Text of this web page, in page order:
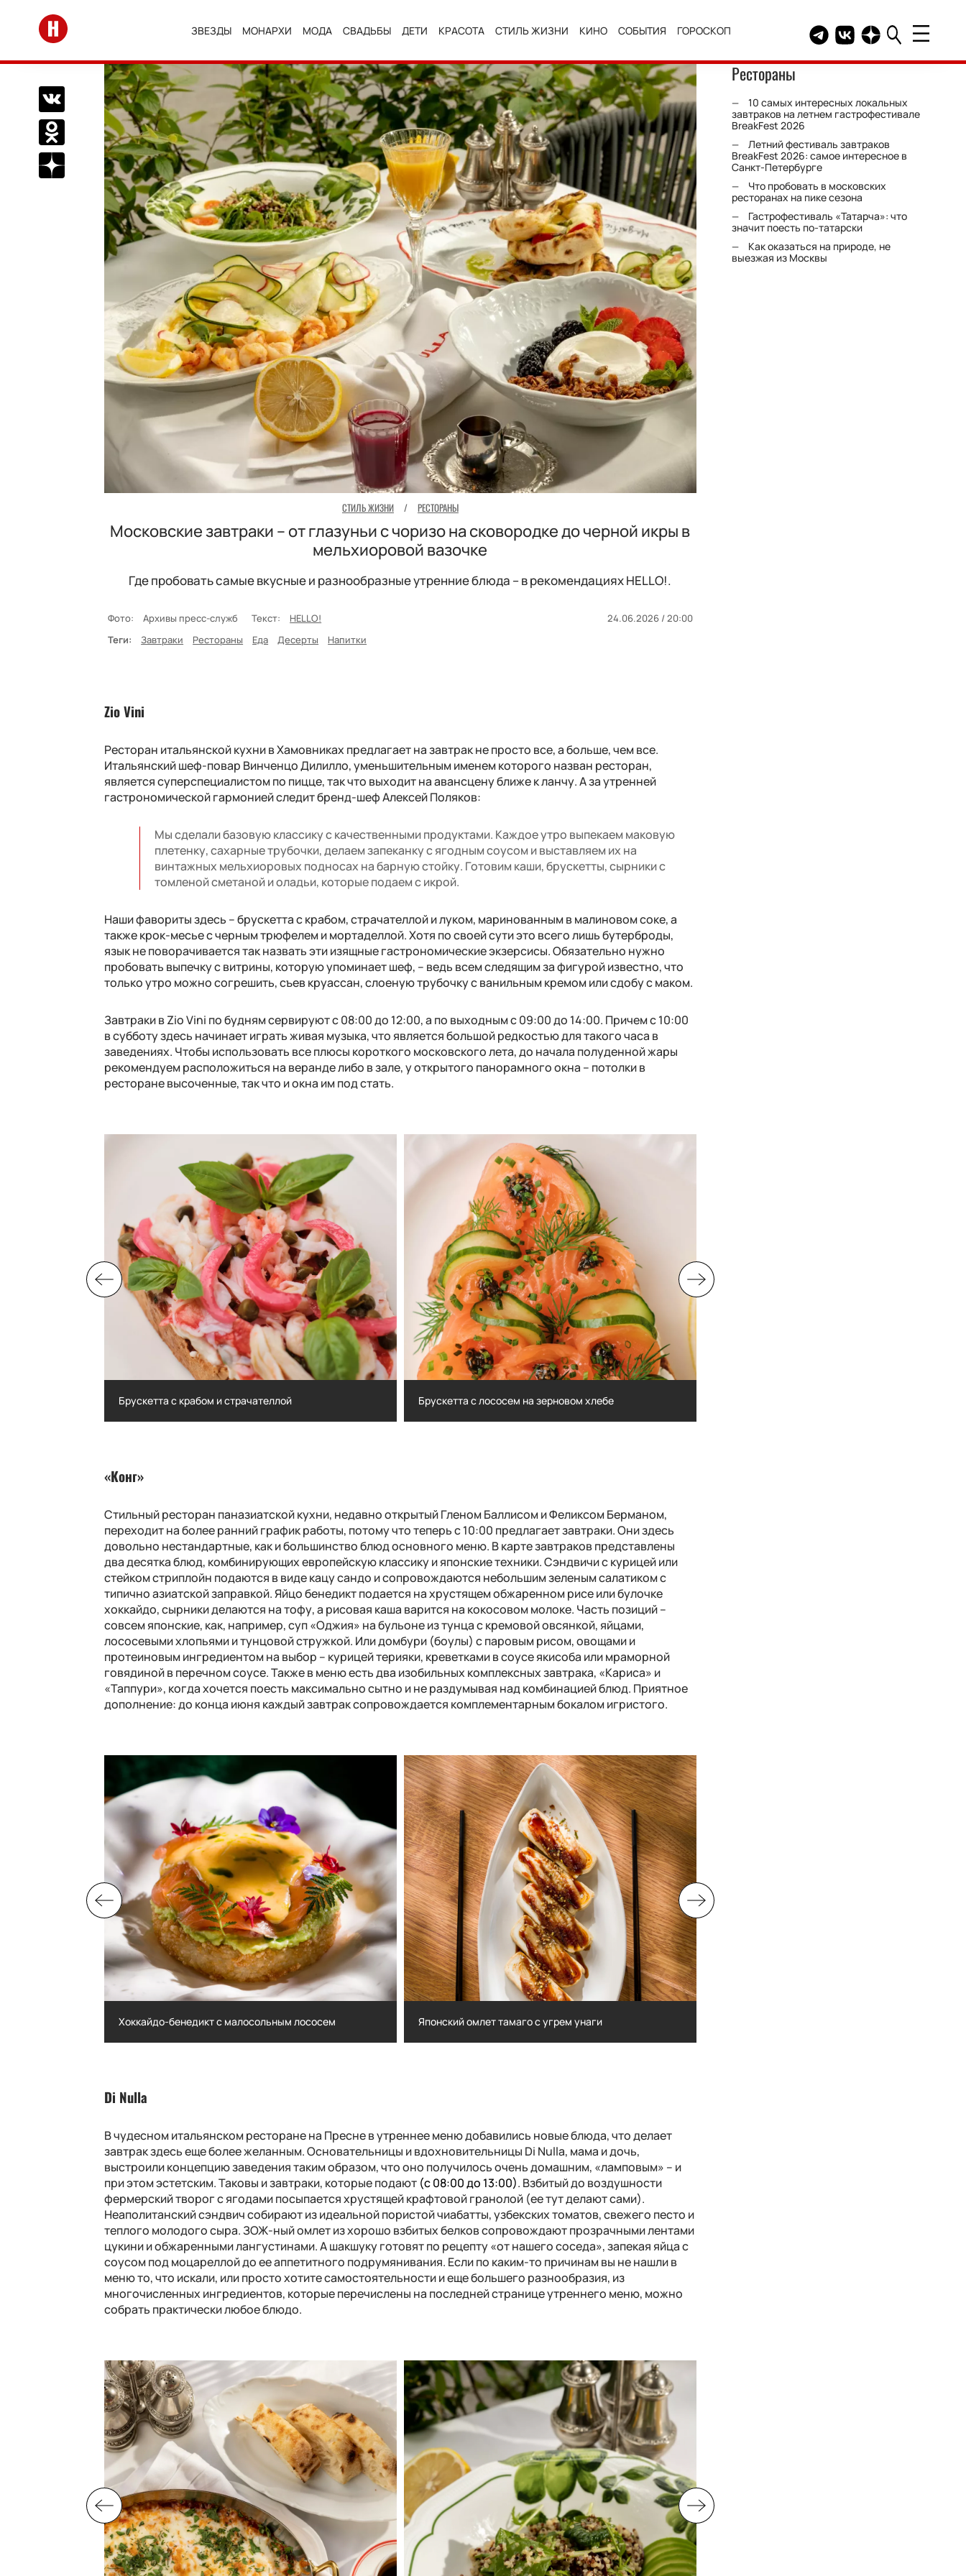
Перейти на главную
ЗВЕЗДЫ МОНАРХИ МОДА СВАДЬБЫ ДЕТИ КРАСОТА СТИЛЬ ЖИЗНИ КИНО СОБЫТИЯ ГОРОСКОП Telegram канал HELLO
Группа HELLO
Канал HELLO в
Поделиться Вконтакте
Поделиться в Одноклассниках
Подписаться на нас в Дзен
СТИЛЬ ЖИЗНИ / РЕСТОРАНЫ
Московские завтраки – от глазуньи с чоризо на сковородке до черной икры в
мельхиоровой вазочке
Где пробовать самые вкусные и разнообразные утренние блюда – в рекомендациях HELLO!.
Фото: Архивы пресс-служб Текст: HELLO!
24.06.2026 / 20:00
Теги:
Завтраки Рестораны Еда Десерты Напитки
Zio Vini
Ресторан итальянской кухни в Хамовниках предлагает на завтрак не просто все, а больше, чем все.
Итальянский шеф-повар Винченцо Дилилло, уменьшительным именем которого назван ресторан,
является суперспециалистом по пицце, так что выходит на авансцену ближе к ланчу. А за утренней
гастрономической гармонией следит бренд-шеф Алексей Поляков:
Мы сделали базовую классику с качественными продуктами. Каждое утро выпекаем маковую
плетенку, сахарные трубочки, делаем запеканку с ягодным соусом и выставляем их на
винтажных мельхиоровых подносах на барную стойку. Готовим каши, брускетты, сырники с
томленой сметаной и оладьи, которые подаем с икрой.
Наши фавориты здесь – брускетта с крабом, страчателлой и луком, маринованным в малиновом соке, а
также крок-месье с черным трюфелем и мортаделлой. Хотя по своей сути это всего лишь бутерброды,
язык не поворачивается так назвать эти изящные гастрономические экзерсисы. Обязательно нужно
пробовать выпечку с витрины, которую упоминает шеф, – ведь всем следящим за фигурой известно, что
только утро можно согрешить, съев круассан, слоеную трубочку с ванильным кремом или сдобу с маком.
Завтраки вZio Vini по будням сервируют с 08:00 до 12:00, а по выходным с 09:00 до 14:00. Причем с 10:00
в субботу здесь начинает играть живая музыка, что является большой редкостью для такого часа в
заведениях. Чтобы использовать все плюсы короткого московского лета, до начала полуденной жары
рекомендуем расположиться на веранде либо в зале, у открытого панорамного окна – потолки в
ресторане высоченные, так что и окна им под стать.
Брускетта с крабом и страчателлой Брускетта с лососем на зерновом хлебе
«Конг»
Стильный ресторан паназиатской кухни, недавно открытый Гленом Баллисом и Феликсом Берманом,
переходит на более ранний график работы, потому что теперь с 10:00 предлагает завтраки. Они здесь
довольно нестандартные, как и большинство блюд основного меню. В карте завтраков представлены
два десятка блюд, комбинирующих европейскую классику и японские техники. Сэндвичи с курицей или
стейком стриплойн подаются в виде кацу сандо и сопровождаются небольшим зеленым салатиком с
типично азиатской заправкой. Яйцо бенедикт подается на хрустящем обжаренном рисе или булочке
хоккайдо, сырники делаются на тофу, а рисовая каша варится на кокосовом молоке. Часть позиций –
совсем японские, как, например, суп «Оджия» на бульоне из тунца с кремовой овсянкой, яйцами,
лососевыми хлопьями и тунцовой стружкой. Или домбури (боулы) с паровым рисом, овощами и
протеиновым ингредиентом на выбор – курицей терияки, креветками в соусе якисоба или мраморной
говядиной в перечном соусе. Также в меню есть два изобильных комплексных завтрака, «Кариса» и
«Таппури», когда хочется поесть максимально сытно и не раздумывая над комбинацией блюд. Приятное
дополнение: до конца июня каждый завтрак сопровождается комплементарным бокалом игристого.
Хоккайдо-бенедикт с малосольным лососем Японский омлет тамаго с угрем унаги
Di Nulla
В чудесном итальянском ресторане на Пресне в утреннее меню добавились новые блюда, что делает
завтрак здесь еще более желанным. Основательницы и вдохновительницы Di Nulla, мама и дочь,
выстроили концепцию заведения таким образом, что оно получилось очень домашним, «ламповым» – и
при этом эстетским. Таковы и завтраки, которые подают (c08:00 до 13:00). Взбитый до воздушности
фермерский творог с ягодами посыпается хрустящей крафтовой гранолой (ее тут делают сами).
Неаполитанский сэндвич собирают из идеальной пористой чиабатты, узбекских томатов, свежего песто и
теплого молодого сыра. ЗОЖ-ный омлет из хорошо взбитых белков сопровождают прозрачными лентами
цукини и обжаренными лангустинами. А шакшуку готовят по рецепту «от нашего соседа», запекая яйца с
соусом под моцареллой до ее аппетитного подрумянивания. Если по каким-то причинам вы не нашли в
меню то, что искали, или просто хотите самостоятельности и еще большего разнообразия, из
многочисленных ингредиентов, которые перечислены на последней странице утреннего меню, можно
собрать практически любое блюдо.
Рестораны
10 самых интересных локальных
завтраков на летнем гастрофестивале
BreakFest 2026
Летний фестиваль завтраков
BreakFest 2026: самое интересное в
Санкт-Петербурге
Что пробовать в московских
ресторанах на пике сезона
Гастрофестиваль «Татарча»: что
значит поесть по-татарски
Как оказаться на природе, не
выезжая из Москвы